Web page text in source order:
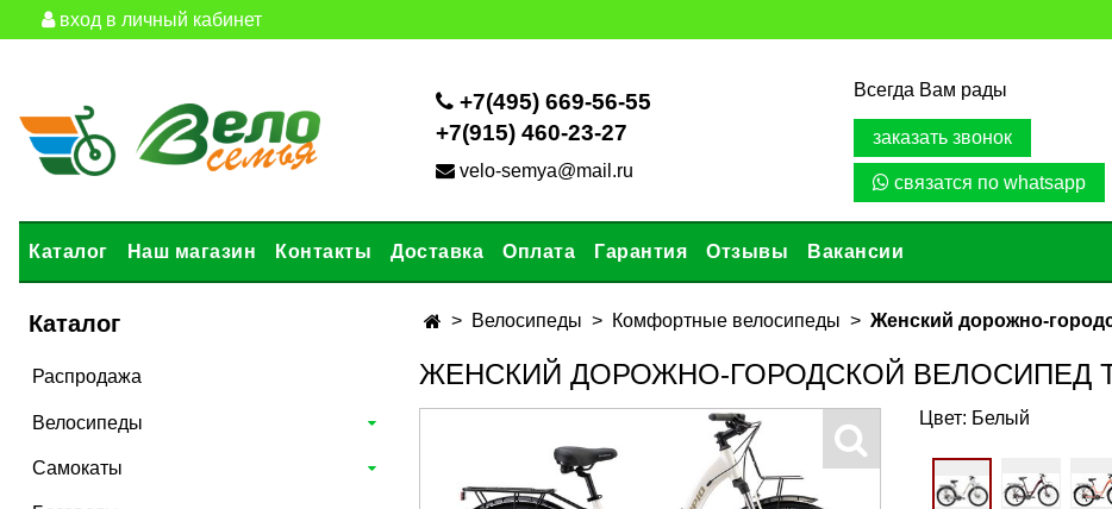
вход в личный кабинет
+7(495) 669-56-55
+7(915) 460-23-27
velo-semya@mail.ru
Всегда Вам рады
заказать звонок
связатся по whatsapp
Каталог Наш магазин Контакты Доставка Оплата Гарантия Отзывы Вакансии
Каталог
Распродажа
Велосипеды
Самокаты
Велосипеды Комфортные велосипеды Женский дорожно-
ЖЕНСКИЙ ДОРОЖНО-ГОРОДСКОЙ ВЕЛОСИПЕД
Цвет: Белый